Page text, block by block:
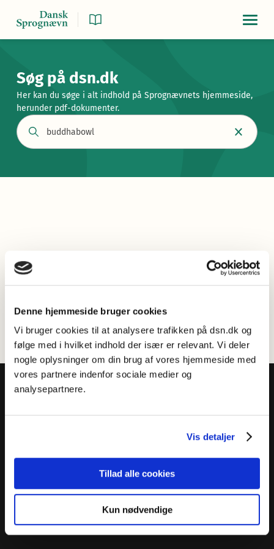
Denne hjemmeside bruger cookies
Vi bruger cookies til at analysere trafikken på dsn.dk og
følge med i hvilket indhold der især er relevant. Vi deler
nogle oplysninger om din brug af vores hjemmeside med
vores partnere indenfor sociale medier og
analysepartnere.
Vis detaljer
Tillad alle cookies
Kun nødvendige
Søg på dsn.dk
Her kan du søge i alt indhold på Sprognævnets hjemmeside,
herunder pdf-dokumenter.
Sproglige spørgsmål:33 74 74 74
33 74 74 00·adm@dsn.dk
Se ogsåAfdeling for Dansk Tegnsprog